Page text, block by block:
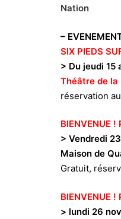
Nation
–
SIX PIEDS
> Du jeudi 15
Théâtre de la
réservation
BIENVENUE !
> Vendredi
Maison de
Gratuit,
BIENVENUE !
> lundi 26